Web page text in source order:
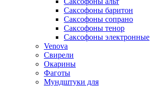
Саксофоны баритон
Саксофоны сопрано
Саксофоны тенор
Саксофоны электронные
Venova
Свирели
Окарины
Фаготы
Мундштуки для